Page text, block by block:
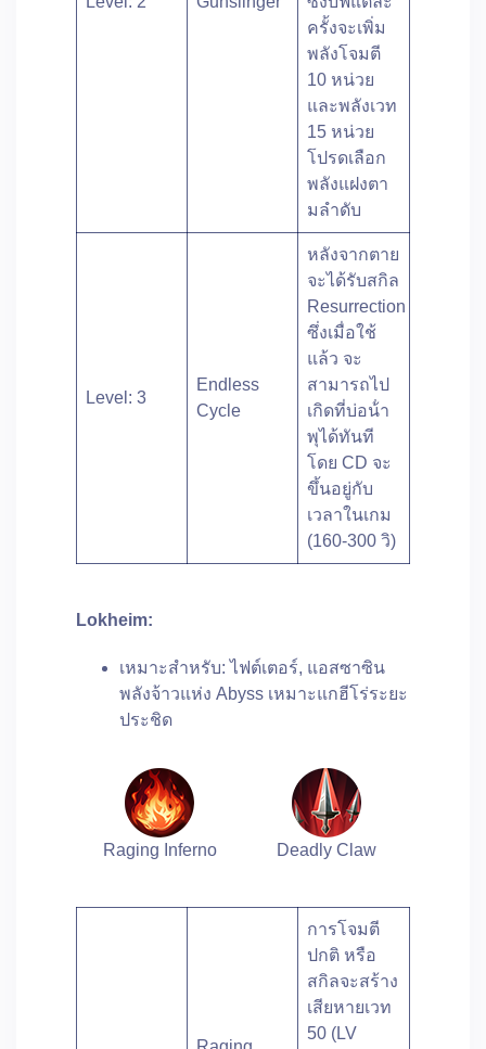
ครั้งจะเพิ่ม
พลังโจมตี
10 หน่วย
และพลังเวท
15 หน่วย
โปรดเลือก
พลังแฝงตา
มลําดับ
Level: 3
Endless
Cycle
หลังจากตาย
จะได้รับสกิล
Resurrection
ซึ่งเมื่อใช้
แล้ว จะ
สามารถไป
เกิดที่บ่อน้ํา
พุได้ทันที
โดย CD จะ
ขึ้นอยู่กับ
เวลาในเกม
(160-300 วิ)
Lokheim:
เหมาะสําหรับ: ไฟต์เตอร์, แอสซาซิน
พลังจ้าวแห่ง Abyss เหมาะแกฮีโร่ระยะ
ประชิด
Raging Inferno Deadly Claw
การโจมตี
ปกติ หรือ
สกิลจะสร้าง
เสียหายเวท
50 (LV